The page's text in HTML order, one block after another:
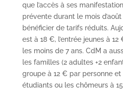
que l’accès à ses
prévente durant le mois
bénéficier de tarifs réduits.
est à 18 €, l’entrée jeunes à
les moins de 7 ans. CdM a
les familles (2 adultes +2
groupe à 12 € par personne
étudiants ou les chômeurs à